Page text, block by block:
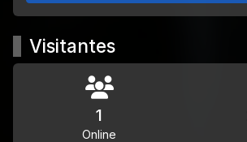
Visitantes
1
Online